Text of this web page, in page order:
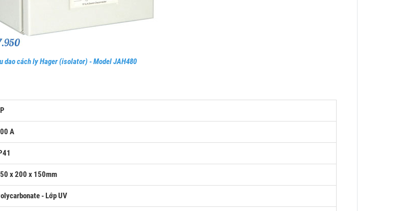
dao cách ly Hager (isolator) - Model JAH480
A
x 200 x 150mm
- Lớp UV